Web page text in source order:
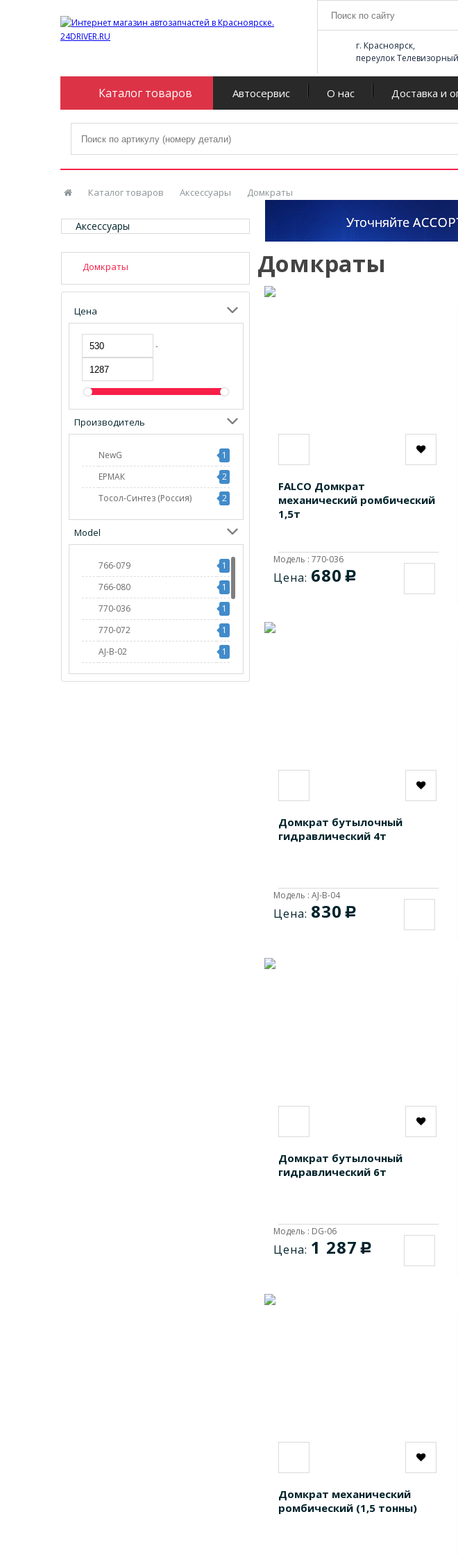
г. Красноярск,
переулок
Каталог товаров Автосервис О нас Доставка и
Каталог товаров Аксессуары Домкраты
Аксессуары
Домкраты
Цена
-
Производитель
NewG
1
ЕРМАК
2
Тосол-Синтез (Россия)
2
Model
766-079
1
766-080
1
770-036
1
770-072
1
AJ-B-02
1
AJ-B-04
1
Домкраты
FALCO Домкрат
механический ромбический
1,5т
Цена: 680 c
Модель : 770-036
Домкрат бутылочный
гидравлический 4т
Цена: 830 c
Модель : AJ-B-04
Домкрат бутылочный
гидравлический 6т
Цена: 1 287 c
Модель : DG-06
Домкрат механический
ромбический (1,5 тонны)